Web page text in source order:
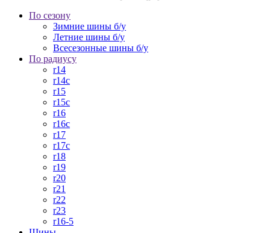
По сезону
Зимние шины б/у
Летние шины б/у
Всесезонные шины б/у
По радиусу
r14
r14c
r15
r15c
r16
r16c
r17
r17c
r18
r19
r20
r21
r22
r23
r16-5